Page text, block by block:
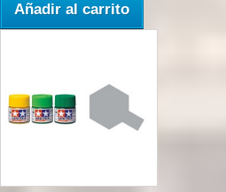
Añadir al carrito